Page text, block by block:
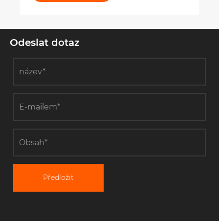
Odeslat dotaz
Předložit